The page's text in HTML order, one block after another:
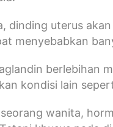
dinding uterus
menyebabkan
berlebihan
kondisi lain
wanita,